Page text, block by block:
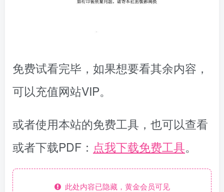
免费试看完毕，如果想要看其余内容，
可以充值网站VIP。
或者使用本站的免费工具，也可以查看
或者下载PDF： 点我下载免费工具。
此处内容已隐藏，黄金会员可见